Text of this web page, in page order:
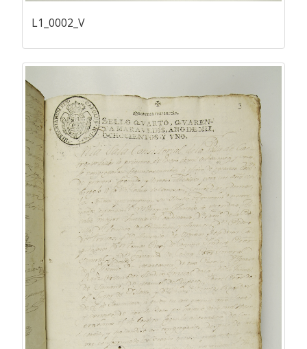
L1_0002_V